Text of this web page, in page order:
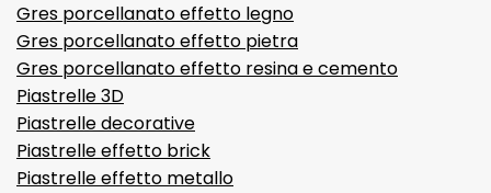
Gres porcellanato effetto legno
Gres porcellanato effetto pietra
Gres porcellanato effetto resina e cemento
Piastrelle 3D
Piastrelle decorative
Piastrelle effetto brick
Piastrelle effetto metallo